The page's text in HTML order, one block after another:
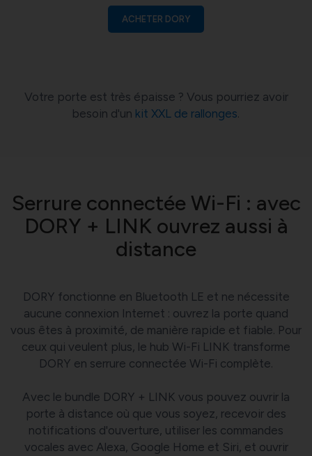
ACHETER DORY
Votre porte est très épaisse ? Vous pourriez avoir
besoin d'un kit XXL de rallonges.
Serrure connectée Wi-Fi : avec
DORY + LINK ouvrez aussi à
distance
DORY fonctionne en Bluetooth LE et ne nécessite
aucune connexion Internet : ouvrez la porte quand
vous êtes à proximité, de manière rapide et fiable. Pour
ceux qui veulent plus, le hub Wi-Fi LINK transforme
DORY en serrure connectée Wi-Fi complète.
Avec le bundle DORY + LINK vous pouvez ouvrir la
porte à distance où que vous soyez, recevoir des
notifications d'ouverture, utiliser les commandes
vocales avec Alexa, Google Home et Siri, et ouvrir